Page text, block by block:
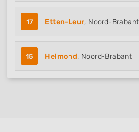
17 Etten-Leur, Noord-Brabant
15 Helmond, Noord-Brabant